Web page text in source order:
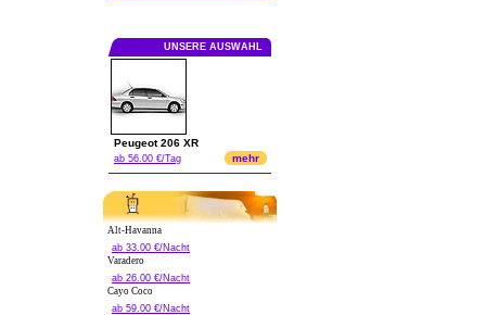
UNSERE AUSWAHL
Peugeot 206 XR
ab 56.00 €/Tag mehr
Alt-Havanna
ab 33.00 €/Nacht
Varadero
ab 26.00 €/Nacht
Cayo Coco
ab 59.00 €/Nacht